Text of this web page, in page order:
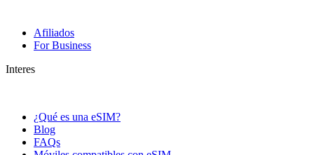
Afiliados
For Business
Interes
¿Qué es una eSIM?
Blog
FAQs